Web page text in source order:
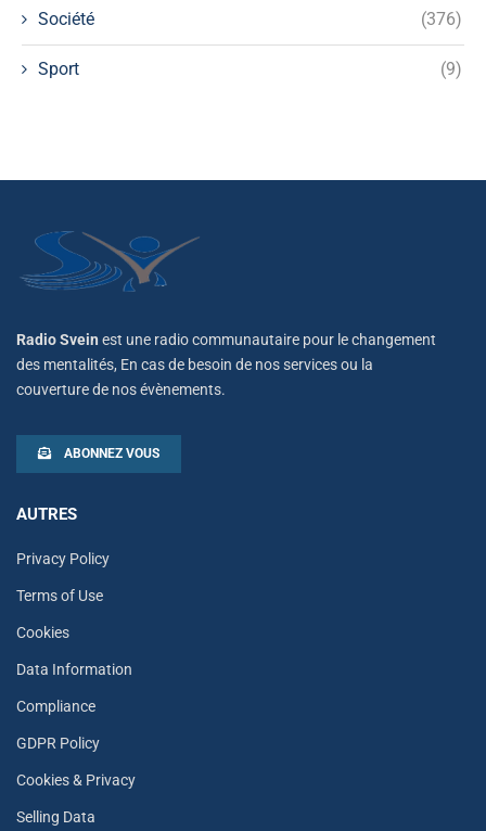
Société (376)
Sport (9)
Radio Svein est une radio communautaire pour le changement
des mentalités, En cas de besoin de nos services ou la
couverture de nos évènements.
ABONNEZ VOUS
AUTRES
Privacy Policy
Terms of Use
Cookies
Data Information
Compliance
GDPR Policy
Cookies & Privacy
Selling Data